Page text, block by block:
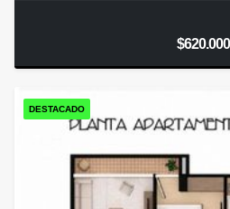
DESTACADO